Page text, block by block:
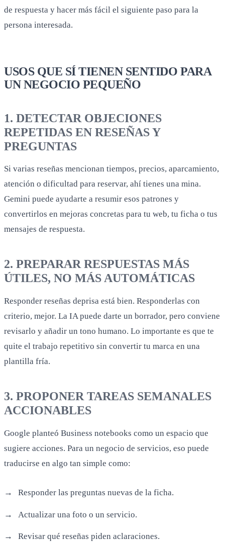
de respuesta y hacer más fácil el siguiente paso para la
persona interesada.
USOS QUE SÍ TIENEN SENTIDO PARA
UN NEGOCIO PEQUEÑO
1. DETECTAR OBJECIONES
REPETIDAS EN RESEÑAS Y
PREGUNTAS
Si varias reseñas mencionan tiempos, precios, aparcamiento,
atención o dificultad para reservar, ahí tienes una mina.
Gemini puede ayudarte a resumir esos patrones y
convertirlos en mejoras concretas para tu web, tu ficha o tus
mensajes de respuesta.
2. PREPARAR RESPUESTAS MÁS
ÚTILES, NO MÁS AUTOMÁTICAS
Responder reseñas deprisa está bien. Responderlas con
criterio, mejor. La IA puede darte un borrador, pero conviene
revisarlo y añadir un tono humano. Lo importante es que te
quite el trabajo repetitivo sin convertir tu marca en una
plantilla fría.
3. PROPONER TAREAS SEMANALES
ACCIONABLES
Google planteó Business notebooks como un espacio que
sugiere acciones. Para un negocio de servicios, eso puede
traducirse en algo tan simple como:
Responder las preguntas nuevas de la ficha.
Actualizar una foto o un servicio.
Revisar qué reseñas piden aclaraciones.